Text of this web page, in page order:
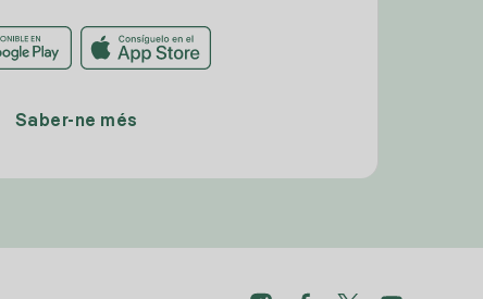
Saber-ne més